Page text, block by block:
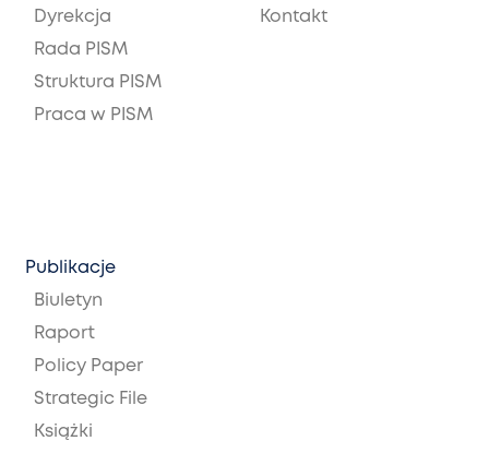
Dyrekcja
Rada PISM
Struktura PISM
Praca w PISM
Kontakt
Publikacje
Biuletyn
Raport
Policy Paper
Strategic File
Książki